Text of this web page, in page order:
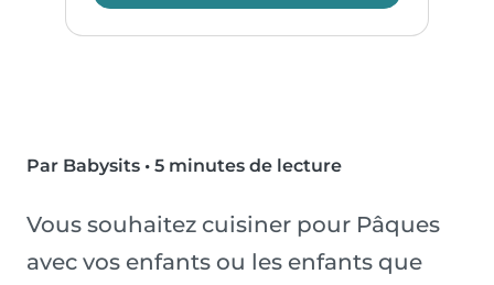
Par Babysits • 5 minutes de lecture
Vous souhaitez cuisiner pour Pâques
avec vos enfants ou les enfants que